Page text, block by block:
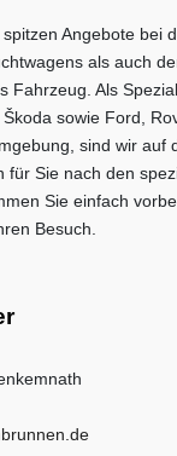
Angebote bei
als auch
Fahrzeug. Als
Škoda sowie Ford,
sind wir auf
für Sie nach den
Sie einfach
Besuch.